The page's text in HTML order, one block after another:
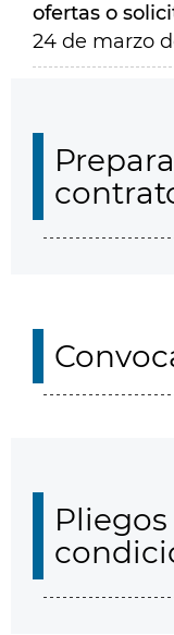
ofertas o
24 de marzo